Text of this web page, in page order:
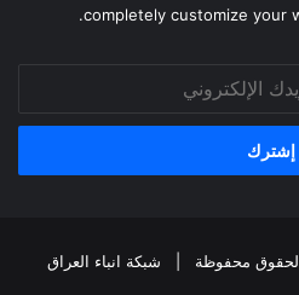
completely customize your
شبكة انباء العراق